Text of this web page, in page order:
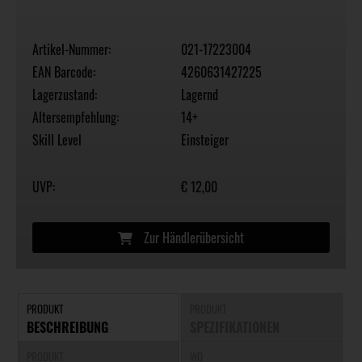
Artikel-Nummer:
021-17223004
EAN Barcode:
4260631427225
Lagerzustand:
Lagernd
Altersempfehlung:
14+
Skill Level
Einsteiger
UVP: € 12,00
Zur Händlerübersicht
PRODUKT
BESCHREIBUNG